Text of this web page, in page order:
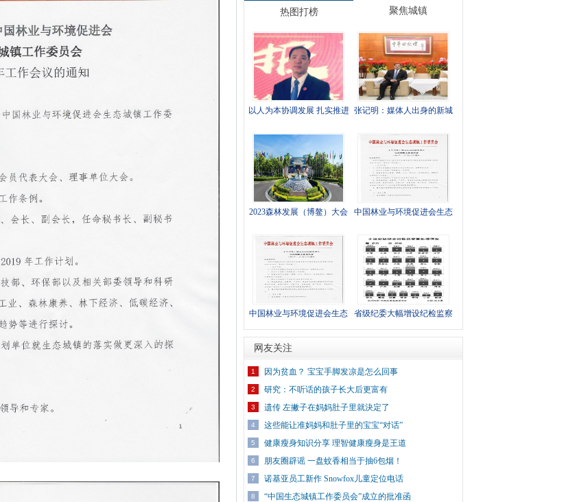
热图打榜 聚焦城镇
以人为本协调发展 扎实推进 张记明：媒体人出身的新城
2023森林发展（博鳌）大会
中国林业与环境促进会生态
会议通知
中国林业与环境促进会生态
城镇工作委员会2019年工作
会议通知
省级纪委大幅增设纪检监察
室
网友关注
1 因为贫血？ 宝宝手脚发凉是怎么回事
2 研究：不听话的孩子长大后更富有
3 遗传 左撇子在妈妈肚子里就決定了
4 这些能让准妈妈和肚子里的宝宝“对话”
5 健康瘦身知识分享 理智健康瘦身是王道
6 朋友圈辟谣 一盘蚊香相当于抽6包烟！
7 诺基亚员工新作 Snowfox儿童定位电话
8 “中国生态城镇工作委员会”成立的批准函